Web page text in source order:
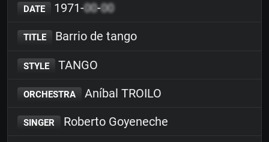
DATE 1971-00-00
TITLE Barrio de tango
STYLE TANGO
ORCHESTRA Aníbal TROILO
SINGER Roberto Goyeneche